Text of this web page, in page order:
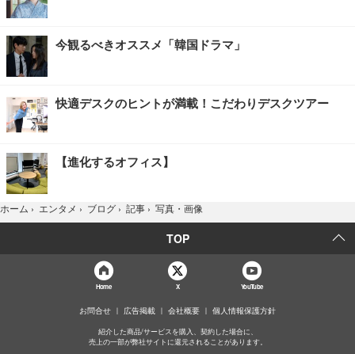
今観るべきオススメ「韓国ドラマ」
快適デスクのヒントが満載！こだわりデスクツアー
【進化するオフィス】
ホーム › エンタメ › ブログ › 記事 › 写真・画像
TOP
Home X YouTube
お問合せ 広告掲載 会社概要 個人情報保護方針
紹介した商品/サービスを購入、契約した場合に、
売上の一部が弊社サイトに還元されることがあります。